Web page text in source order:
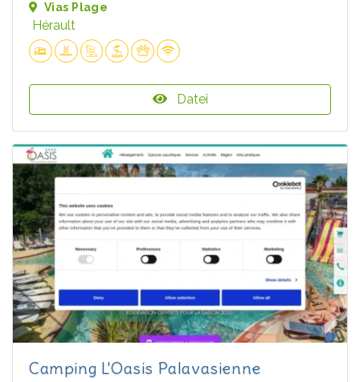
Vias Plage
Hérault
Datei
Camping L'Oasis Palavasienne